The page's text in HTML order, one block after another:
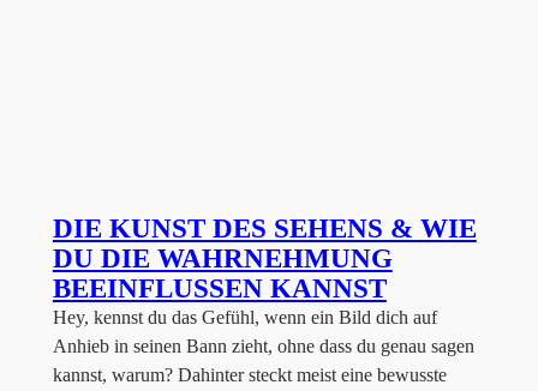
DIE KUNST DES SEHENS & WIE
DU DIE WAHRNEHMUNG
BEEINFLUSSEN KANNST
Hey, kennst du das Gefühl, wenn ein Bild dich auf
Anhieb in seinen Bann zieht, ohne dass du genau sagen
kannst, warum? Dahinter steckt meist eine bewusste